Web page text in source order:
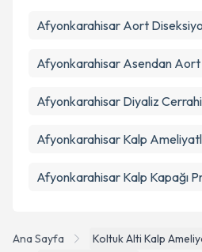
Takvim
Ana Sayfa
Koltuk Alti Kalp
Afyonkarahisar Aort
Afyonkarahisar Asendan Aort
Afyonkarahisar Diyaliz
Afyonkarahisar Kalp
Afyonkarahisar Kalp Kapağı